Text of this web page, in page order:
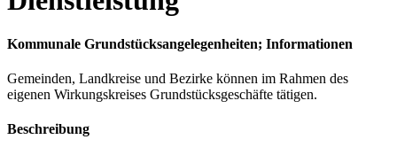
Kommunale Grundstücksangelegenheiten; Informationen
Gemeinden, Landkreise und Bezirke können im Rahmen des
eigenen Wirkungskreises Grundstücksgeschäfte tätigen.
Beschreibung